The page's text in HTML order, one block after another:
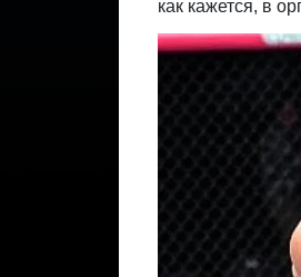
как кажется, в